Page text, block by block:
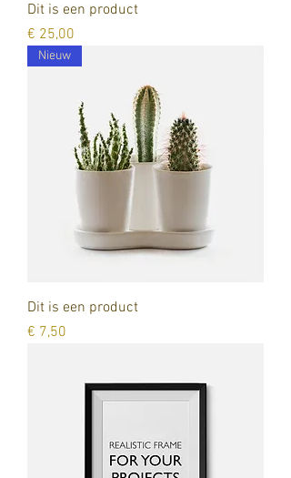
Dit is een product
Prijs
€ 25,00
Nieuw
Dit is een product
Prijs
€ 7,50